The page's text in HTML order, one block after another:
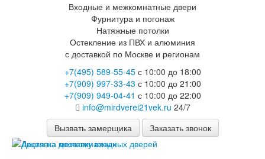
Входные двери
Двери с терморазрывом для улицы
Противопожарные двери
Двери Бункер
Двери Лекс
Двери Термодор
Арктика
Монолит
Стайл
Входные и межкомнатные двери
Фурнитура и погонаж
Натяжные потолки
Остекление из ПВХ и алюминия
с доставкой по Москве и регионам
+7(495) 589-55-45с 10:00 до 18:00
+7(909) 997-33-43 с 10:00 до 21:00
+7(909) 949-04-41 с 10:00 до 22:00
info@mirdverei21vek.ru 24/7
Вызвать замерщика
Заказать звонок